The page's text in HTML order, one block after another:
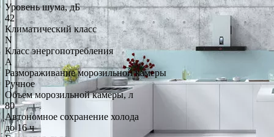
Уровень шума, дБ
42
Климатический класс
N
Класс энергопотребления
A
Размораживание морозильной камеры
Ручное
Объем морозильной камеры, л
80
Автономное сохранение холода
до 16 ч